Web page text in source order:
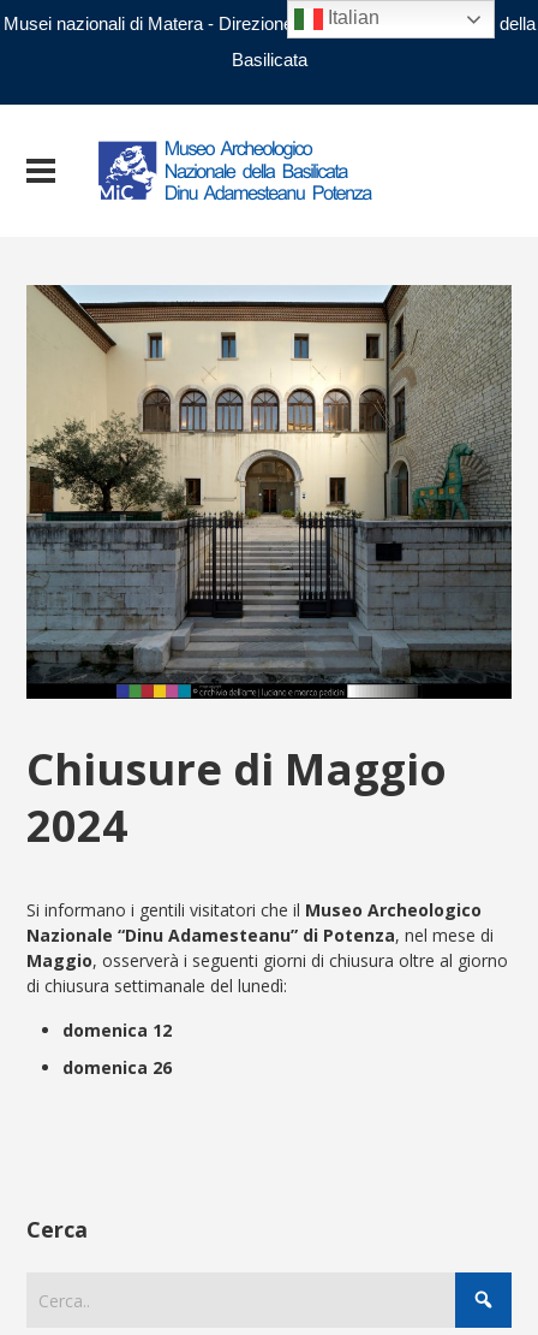
Musei nazionali di Matera - Direzione regionale Musei nazionali della
Basilicata
Chiusure di Maggio
2024
Si informano i gentili visitatori che il Museo Archeologico
Nazionale “Dinu Adamesteanu” di Potenza, nel mese di
Maggio, osserverà i seguenti giorni di chiusura oltre al giorno
di chiusura settimanale del lunedì:
domenica 12
domenica 26
Cerca
Italian